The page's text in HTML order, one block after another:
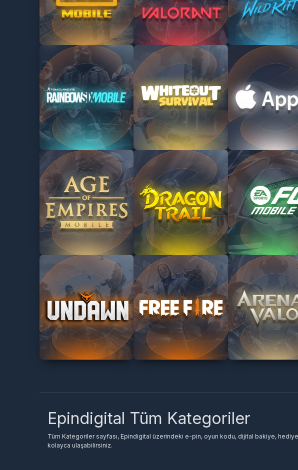
Epindigital Tüm Kategoriler
Tüm Kategoriler sayfası, Epindigital üzerindeki e-pin, oyun kodu, dijital bakiye,
kolayca ulaşabilirsiniz.